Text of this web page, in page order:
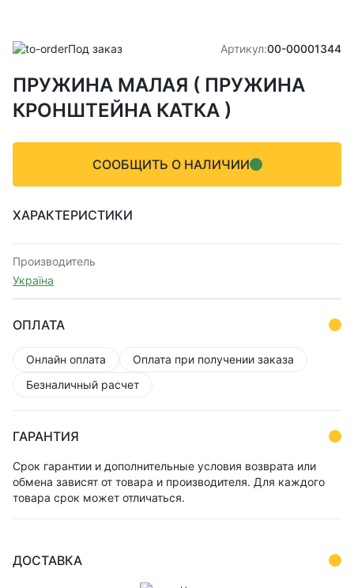
Под заказ Артикул:00-00001344
ПРУЖИНА МАЛАЯ ( ПРУЖИНА
КРОНШТЕЙНА КАТКА )
СООБЩИТЬ О НАЛИЧИИ
ХАРАКТЕРИСТИКИ
Производитель
Україна
ОПЛАТА
Онлайн оплата
Оплата при получении заказа
Безналичный расчет
ГАРАНТИЯ
Срок гарантии и дополнительные условия возврата или
обмена зависят от товара и производителя. Для каждого
товара срок может отличаться.
ДОСТАВКА